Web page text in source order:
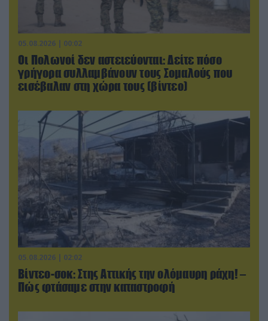
05.08.2026 | 00:02
Οι Πολωνοί δεν αστειεύονται: Δείτε πόσο
γρήγορα συλλαμβάνουν τους Σομαλούς που
εισέβαλαν στη χώρα τους (βίντεο)
05.08.2026 | 02:02
Βίντεο-σοκ: Στης Αττικής την ολόμαυρη ράχη! –
Πώς φτάσαμε στην καταστροφή